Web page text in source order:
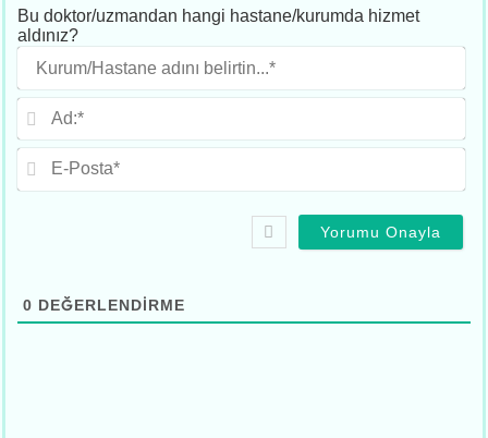
Bu doktor/uzmandan hangi hastane/kurumda hizmet
aldınız?
E-
0 DEĞERLENDIRME